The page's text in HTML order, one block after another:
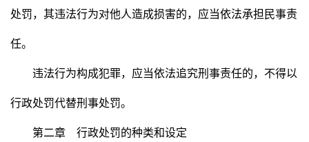
处罚，其违法行为对他人造成损害的，应当依法承担民事责
任。
违法行为构成犯罪，应当依法追究刑事责任的，不得以
行政处罚代替刑事处罚。
第二章 行政处罚的种类和设定